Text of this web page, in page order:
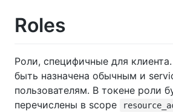
Roles
Роли, специфичные для
быть назначена обычным и
пользователям. В токене роли
перечислены в scope